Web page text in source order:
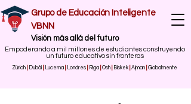
Grupo de Educación Inteligente
VBNN
​Visión más allá del futuro
Empoderando a mil millones de estudiantes construyendo
un futuro educativo sin fronteras
Zúrich Dubái Lucerna Londres Riga Osh Biskek Ajman Globalmente